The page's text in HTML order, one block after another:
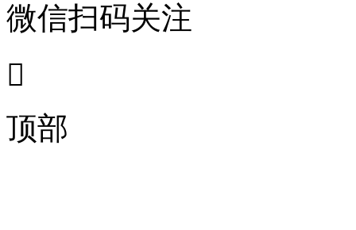
微信扫码关注

顶部